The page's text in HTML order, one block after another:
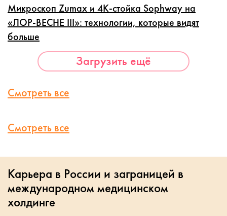
Микроскоп Zumax и 4K-стойка Sophway на
«ЛОР-ВЕСНЕ III»: технологии, которые видят
больше
Загрузить ещё
Смотреть все
Смотреть все
Карьера в России и заграницей в
международном медицинском
холдинге